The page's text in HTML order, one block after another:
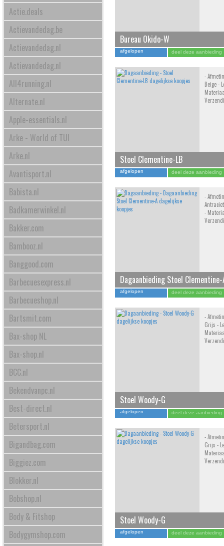
Actie.deals
Actievandedag.be
Actievandedag.nl
Actievandedag.nl
All4running.nl
Alternate.nl
Apple-essentials.nl
Arke - World of TUI
Arke.nl
Avantisport.nl
Babista.nl
Badkamerwinkel.nl
Bakker.com
Bambooz.nl
Banggood.com
Barbecuesexpress.nl
Barbecueshop.nl
Bartsmit.com
Bax-shop NL
Bax-shop.nl
BCC.nl
Bekendvanpc.nl
Best-direct.nl
Betersport.nl
Bigandbag.com
Biggiez.com
Blokker.nl
Bobshop.nl
Body & Fitshop
Bodygymshop.com
Bureau Okido-W
afgelopen deel deze aanbieding
-
Beige -
Stoel Clementine-LB
afgelopen deel deze aanbieding
-
-
Dagaanbieding Stoel Clementine-
afgelopen deel deze aanbieding
-
Grijs -
Stoel Woody-G
afgelopen deel deze aanbieding
-
Grijs -
Stoel Woody-G
afgelopen deel deze aanbieding